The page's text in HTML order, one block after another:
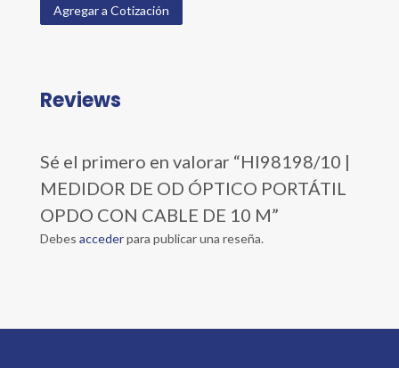
Agregar a Cotización
Reviews
Sé el primero en valorar “HI98198/10 |
MEDIDOR DE OD ÓPTICO PORTÁTIL
OPDO CON CABLE DE 10 M”
Debes accederpara publicar una reseña.